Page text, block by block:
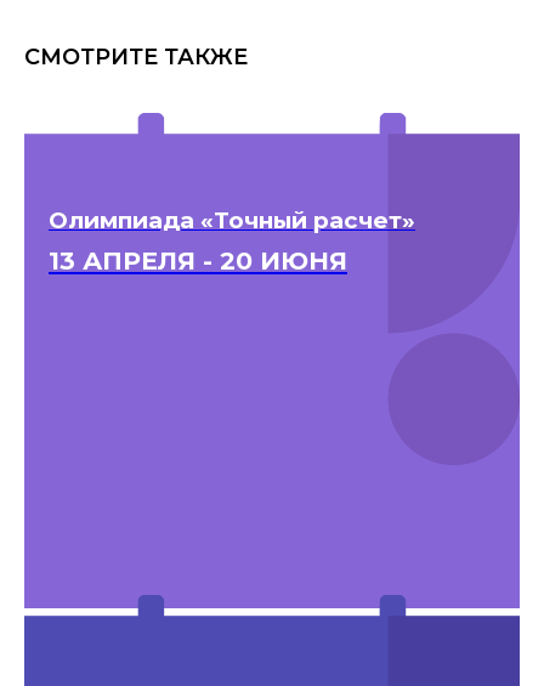
СМОТРИТЕ ТАКЖЕ
Олимпиада «Точный расчет»
13 АПРЕЛЯ - 20 ИЮНЯ